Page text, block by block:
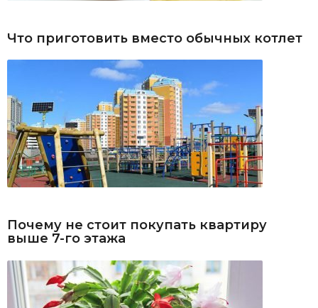
Что приготовить вместо обычных котлет
Почему не стоит покупать квартиру
выше 7-го этажа